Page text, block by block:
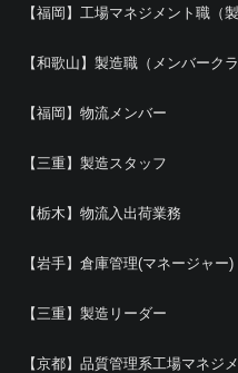
【福岡】工場マネジメント職（製
【和歌山】製造職（メンバークラ
【福岡】物流メンバー
【三重】製造スタッフ
【栃木】物流入出荷業務
【岩手】倉庫管理(マネージャー)
【三重】製造リーダー
【京都】品質管理系工場マネジ